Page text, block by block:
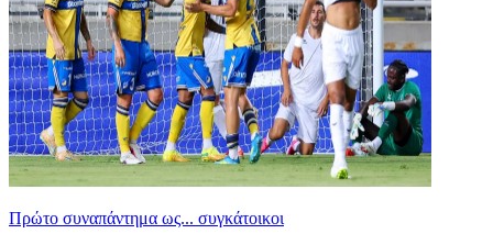
Πρώτο συναπάντημα ως... συγκάτοικοι